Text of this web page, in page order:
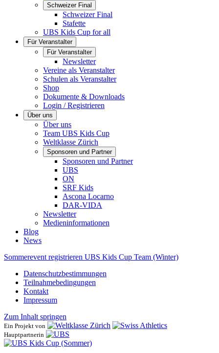
Schweizer Final
Schweizer Final
Stafette
UBS Kids Cup for all
Für Veranstalter
Für Veranstalter
Newsletter
Vereine als Veranstalter
Schulen als Veranstalter
Shop
Dokumente & Downloads
Login / Registrieren
Über uns
Über uns
Team UBS Kids Cup
Weltklasse Zürich
Sponsoren und Partner
Sponsoren und Partner
UBS
ON
SRF Kids
Ascona ​Locarno
DAR-VIDA
Newsletter
Medieninformationen
Blog
News
Sommerevent registrieren UBS Kids Cup Team (Winter)
Datenschutzbestimmungen
Teilnahmebedingungen
Kontakt
Impressum
Zum Inhalt springen
Ein Projekt von
Hauptpartnerin